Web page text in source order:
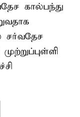
கால்பந்து
சர்வதேச